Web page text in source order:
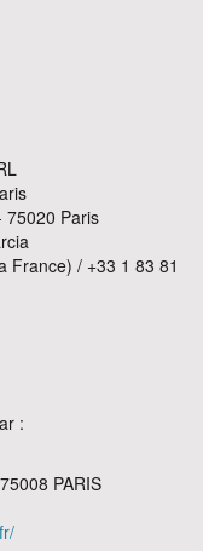
75020 Paris
France) / +33 1 83 81
:
PARIS